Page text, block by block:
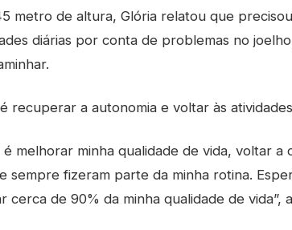
metro de altura, Glória relatou que
diárias por conta de problemas no
recuperar a autonomia e voltar às
melhorar minha qualidade de vida, voltar a
sempre fizeram parte da minha rotina.
cerca de 90% da minha qualidade de vida”,